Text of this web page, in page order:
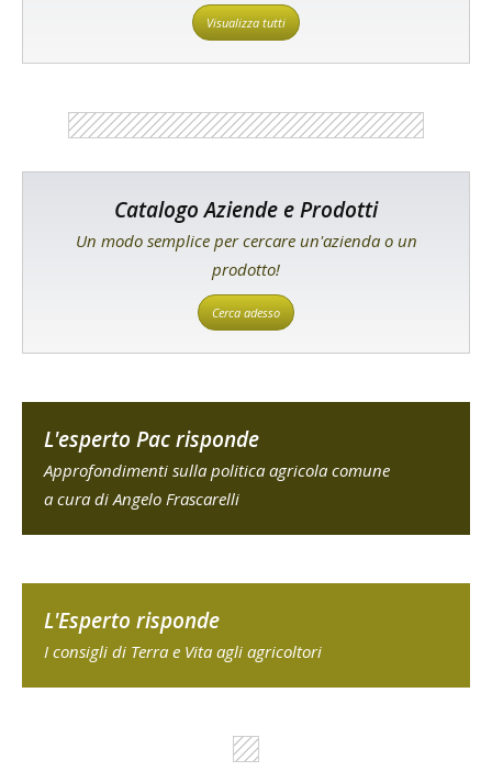
Visualizza tutti
Catalogo Aziende e Prodotti
Un modo semplice per cercare un'azienda o un
prodotto!
Cerca adesso
L'esperto Pac risponde
Approfondimenti sulla politica agricola comune
a cura di Angelo Frascarelli
L'Esperto risponde
I consigli di Terra e Vita agli agricoltori